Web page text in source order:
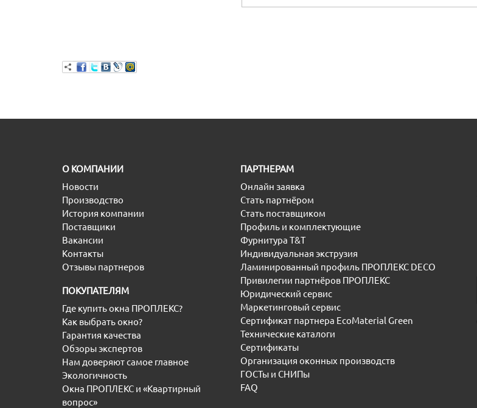
O КОМПАНИИ
Новости
Производство
История компании
Поставщики
Вакансии
Контакты
Отзывы партнеров
ПОКУПАТЕЛЯМ
Где купить окна ПРОПЛЕКС?
Как выбрать окно?
Гарантия качества
Обзоры экспертов
Нам доверяют самое главное
Экологичность
Окна ПРОПЛЕКС и «Квартирный
вопрос»
ПАРТНЕРАМ
Онлайн заявка
Стать партнёром
Стать поставщиком
Профиль и комплектующие
Фурнитура T&T
Индивидуальная экструзия
Ламинированный профиль ПРОПЛЕКС DECO
Привилегии партнёров ПРОПЛЕКС
Юридический сервис
Маркетинговый сервис
Сертификат партнера EcoMaterial Green
Технические каталоги
Сертификаты
Организация оконных производств
ГОСТы и СНИПы
FAQ